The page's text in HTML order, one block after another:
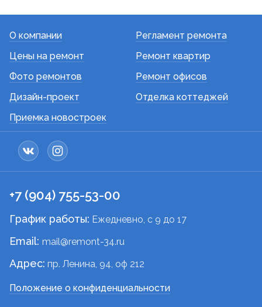
О компании
Цены на ремонт
Фото ремонтов
Дизайн-проект
Приемка новостроек
Регламент ремонта
Ремонт квартир
Ремонт офисов
Отделка коттеджей
+7 (904) 755-53-00
График работы: Ежедневно, c 9 до 17
Email: mail@remont-34.ru
Адрес: пр. Ленина, 94, оф 212
Положение о конфиденциальности